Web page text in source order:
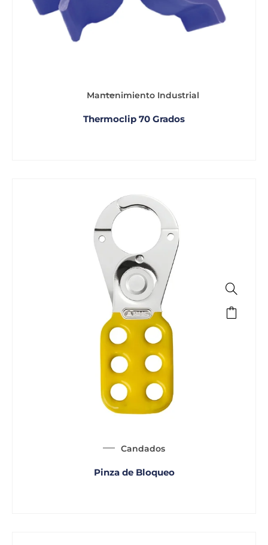
Mantenimiento Industrial
Thermoclip 70 Grados
Candados
Pinza de Bloqueo